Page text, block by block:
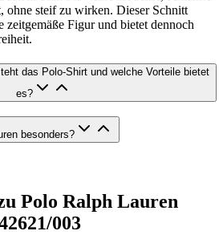
ohne steif zu wirken. Dieser Schnitt
zeitgemäße Figur und bietet dennoch
das Polo-Shirt und welche Vorteile bietet
es?
besonders?
Polo Ralph Lauren
003